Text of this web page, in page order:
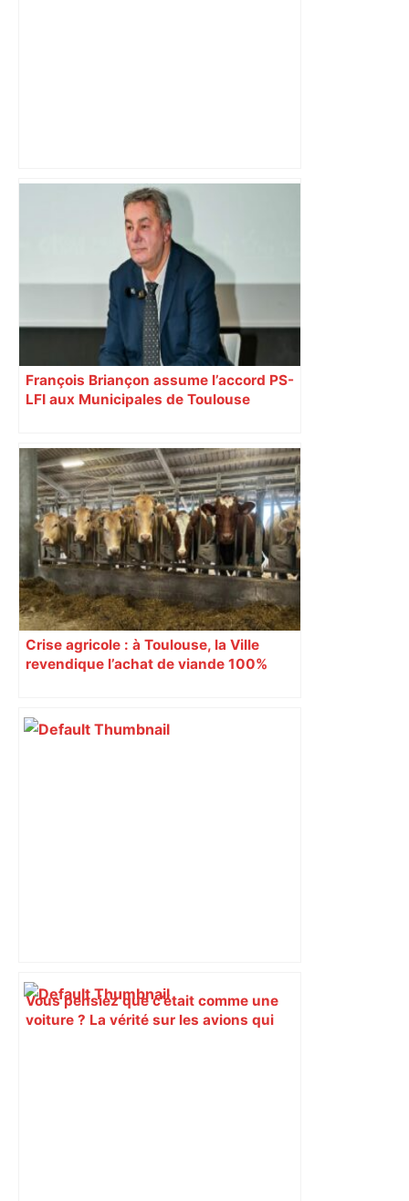
"C'est la reprise des bouchons et c'est
horrible", plus de 17 km de
ralentissements autour de Toulouse ce
jeudi matin, on vous donne les
secteurs à éviter – ladepeche.fr
François Briançon assume l’accord PS-
LFI aux Municipales de Toulouse
Crise agricole : à Toulouse, la Ville
revendique l’achat de viande 100%
Vous pensiez que c’était comme une
voiture ? La vérité sur les avions qui